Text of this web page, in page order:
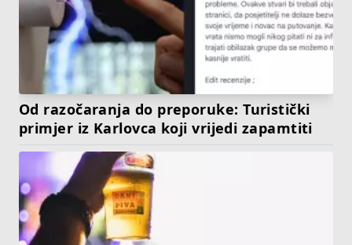
Od razočaranja do preporuke: Turistički
primjer iz Karlovca koji vrijedi zapamtiti